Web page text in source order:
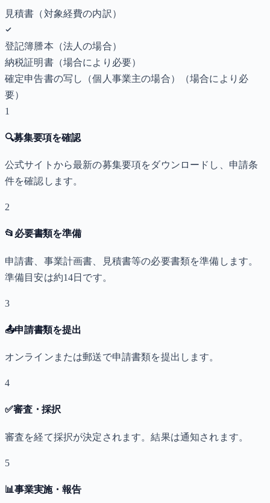
見積書（対象経費の内訳）
登記簿謄本（法人の場合）
納税証明書（場合により必要）
確定申告書の写し（個人事業主の場合）
（場合により必
要）
1
🔍募集要項を確認
公式サイトから最新の募集要項をダウンロードし、申請条
件を確認します。
2
📂 必要書類を準備
申請書、事業計画書、見積書等の必要書類を準備します。
準備目安は約14日です。
3
📤申請書類を提出
オンラインまたは郵送で申請書類を提出します。
4
✅審査・採択
審査を経て採択が決定されます。結果は通知されます。
5
📊事業実施・報告